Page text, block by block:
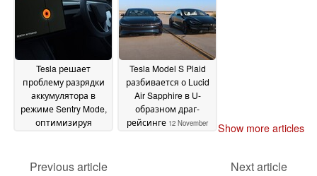
November 2024
Tesla решает
проблему разрядки
аккумулятора в
режиме Sentry Mode,
оптимизируя
камер 12 November 2024
Tesla Model S Plaid
разбивается о Lucid
Air Sapphire в U-
образном драг-
рейсинге 12 November
Show more articles
Previous article
Next article